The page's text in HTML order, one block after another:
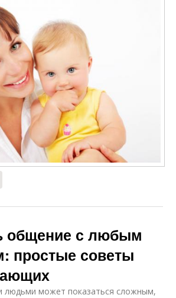
общение с любым
простые советы
может показаться сложным,